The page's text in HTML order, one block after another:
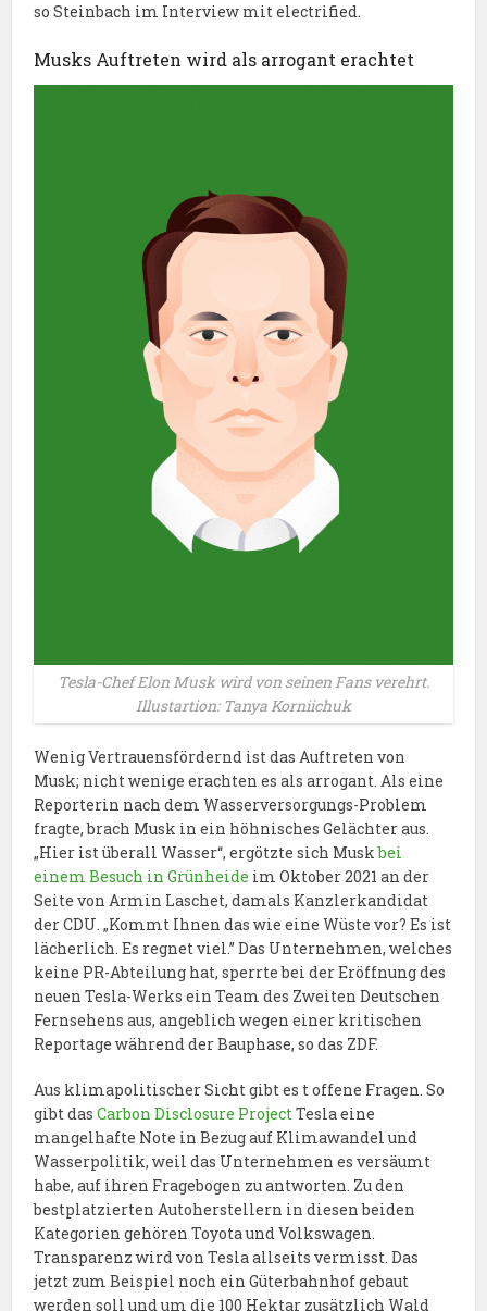
so Steinbach im Interview mit electrified.
Musks Auftreten wird als arrogant erachtet
Tesla-Chef Elon Musk wird von seinen Fans verehrt.
Illustartion: Tanya Korniichuk
Wenig Vertrauensfördernd ist das Auftreten von
Musk; nicht wenige erachten es als arrogant. Als eine
Reporterin nach dem Wasserversorgungs-Problem
fragte, brach Musk in ein höhnisches Gelächter aus.
„Hier ist überall Wasser“, ergötzte sich Muskbei
einem Besuch in Grünheide im Oktober 2021 an der
Seite von Armin Laschet, damals Kanzlerkandidat
der CDU. „Kommt Ihnen das wie eine Wüste vor? Es ist
lächerlich. Es regnet viel.” Das Unternehmen, welches
keine PR-Abteilung hat, sperrte bei der Eröffnung des
neuen Tesla-Werks ein Team des Zweiten Deutschen
Fernsehens aus, angeblich wegen einer kritischen
Reportage während der Bauphase, so das ZDF.
Aus klimapolitischer Sicht gibt es t offene Fragen. So
gibt dasCarbon Disclosure Project Tesla eine
mangelhafte Note in Bezug auf Klimawandel und
Wasserpolitik, weil das Unternehmen es versäumt
habe, auf ihren Fragebogen zu antworten. Zu den
bestplatzierten Autoherstellern in diesen beiden
Kategorien gehören Toyota und Volkswagen.
Transparenz wird von Tesla allseits vermisst. Das
jetzt zum Beispiel noch ein Güterbahnhof gebaut
werden soll und um die 100 Hektar zusätzlich Wald